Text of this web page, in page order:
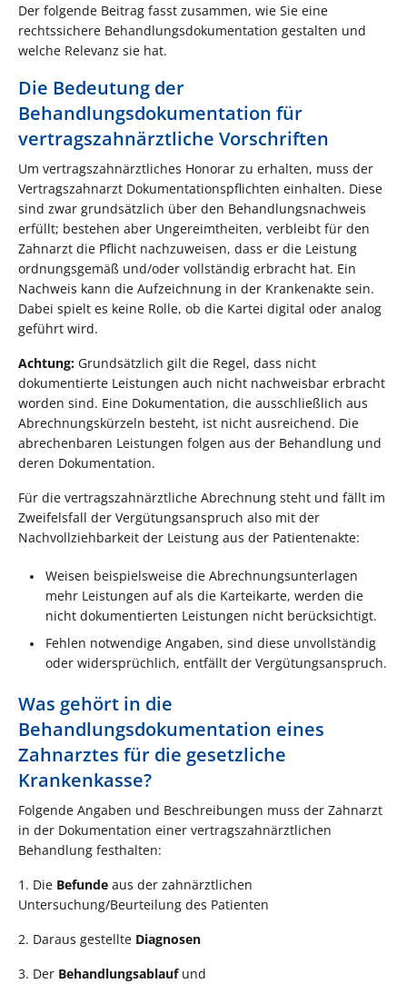
Der folgende Beitrag fasst zusammen, wie Sie eine
rechtssichere Behandlungsdokumentation gestalten und
welche Relevanz sie hat.
Die Bedeutung der
Behandlungsdokumentation für
vertragszahnärztliche Vorschriften
Um vertragszahnärztliches Honorar zu erhalten, muss der
Vertragszahnarzt Dokumentationspflichten einhalten. Diese
sind zwar grundsätzlich über den Behandlungsnachweis
erfüllt; bestehen aber Ungereimtheiten, verbleibt für den
Zahnarzt die Pflicht nachzuweisen, dass er die Leistung
ordnungsgemäß und/oder vollständig erbracht hat. Ein
Nachweis kann die Aufzeichnung in der Krankenakte sein.
Dabei spielt es keine Rolle, ob die Kartei digital oder analog
geführt wird.
Achtung: Grundsätzlich gilt die Regel, dass nicht
dokumentierte Leistungen auch nicht nachweisbar erbracht
worden sind. Eine Dokumentation, die ausschließlich aus
Abrechnungskürzeln besteht, ist nicht ausreichend. Die
abrechenbaren Leistungen folgen aus der Behandlung und
deren Dokumentation.
Für die vertragszahnärztliche Abrechnung steht und fällt im
Zweifelsfall der Vergütungsanspruch also mit der
Nachvollziehbarkeit der Leistung aus der Patientenakte:
Weisen beispielsweise die Abrechnungsunterlagen
mehr Leistungen auf als die Karteikarte, werden die
nicht dokumentierten Leistungen nicht berücksichtigt.
Fehlen notwendige Angaben, sind diese unvollständig
oder widersprüchlich, entfällt der Vergütungsanspruch.
Was gehört in die
Behandlungsdokumentation eines
Zahnarztes für die gesetzliche
Krankenkasse?
Folgende Angaben und Beschreibungen muss der Zahnarzt
in der Dokumentation einer vertragszahnärztlichen
Behandlung festhalten:
1. Die Befunde aus der zahnärztlichen
Untersuchung/Beurteilung des Patienten
2. Daraus gestellte Diagnosen
3. Der Behandlungsablaufund